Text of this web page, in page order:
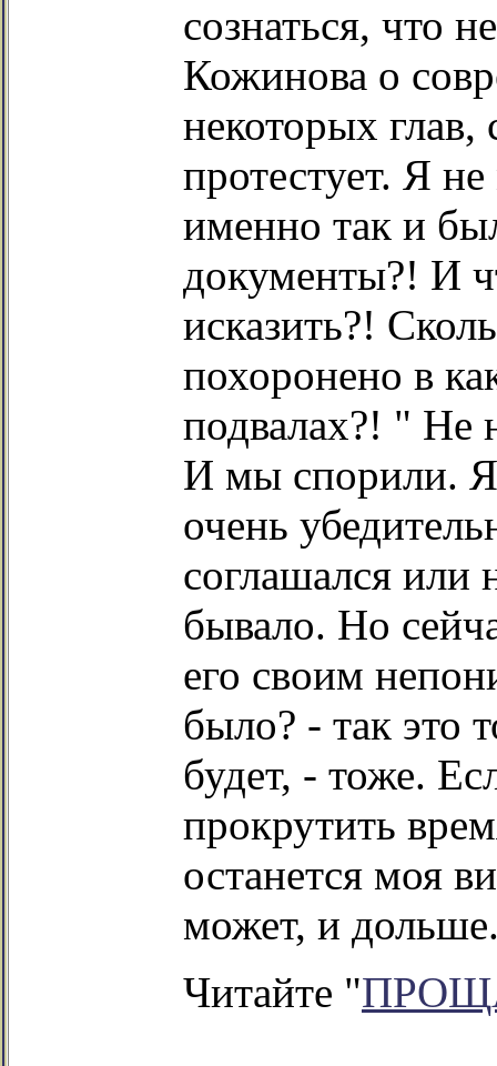
сознаться, что
Кожинова о
некоторых глав,
протестует. Я
именно так и
документы?! И
исказить?!
похоронено в
подвалах?! " Не
И мы спорили. Я
очень
соглашался или
бывало. Но
его своим
было? - так это
будет, - тоже.
прокрутить
останется моя
может, и
Читайте "